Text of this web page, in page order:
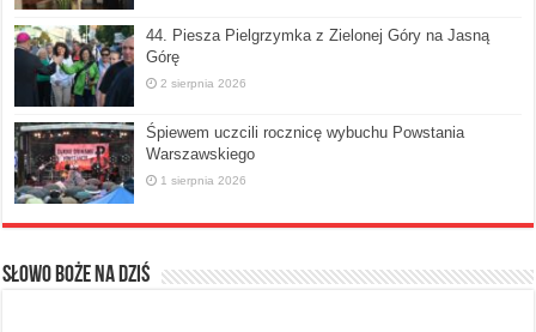
44. Piesza Pielgrzymka z Zielonej Góry na Jasną
Górę
2 sierpnia 2026
Śpiewem uczcili rocznicę wybuchu Powstania
Warszawskiego
1 sierpnia 2026
Słowo Boże na dziś